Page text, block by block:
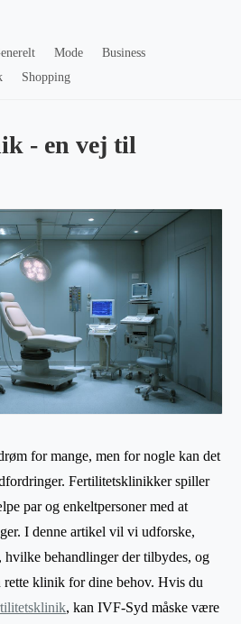
Mode
Business
Shopping
- en vej til
for mange, men for nogle kan det
Fertilitetsklinikker spiller
par og enkeltpersoner med at
I denne artikel vil vi udforske,
behandlinger der tilbydes, og
rette klinik for dine behov. Hvis du
, kan IVF-Syd måske være